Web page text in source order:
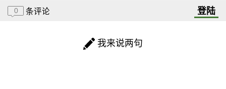
0 条评论 登陆
我来说两句